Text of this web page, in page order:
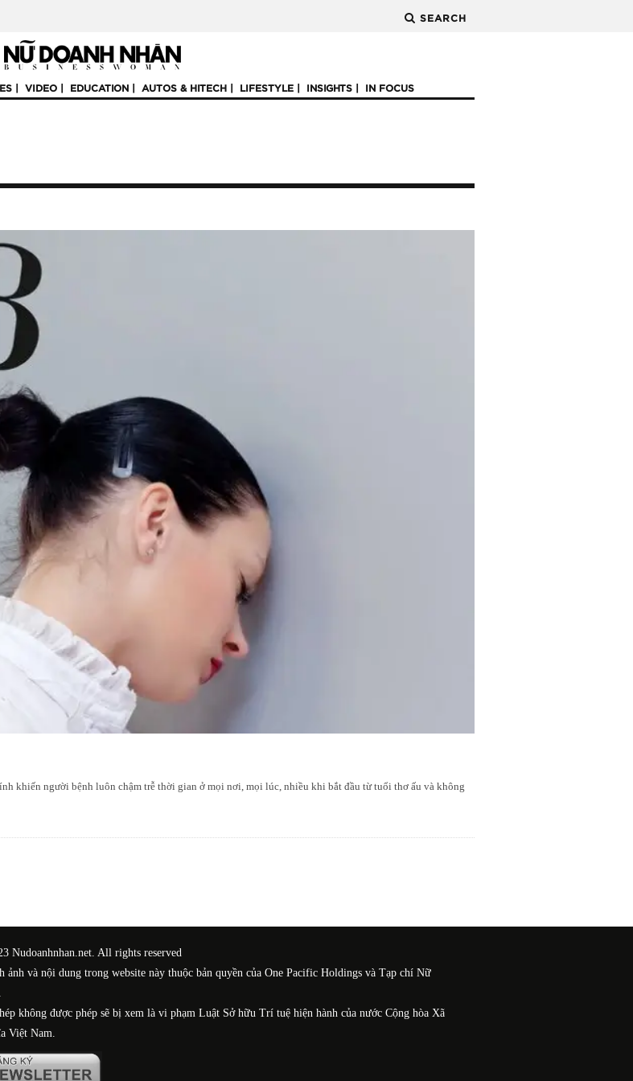
SEARCH
VIDEO EDUCATION AUTOS & HITECH LIFESTYLE INSIGHTS IN FOCUS
khiến người bệnh luôn chậm trễ thời gian ở mọi nơi, mọi lúc, nhiều khi bắt đầu từ tuổi thơ ấu và không
Nudoanhnhan.net. All rights reserved
ảnh và nội dung trong website này thuộc bản quyền của One Pacific Holdings và Tạp chí Nữ
không được phép sẽ bị xem là vi phạm Luật Sở hữu Trí tuệ hiện hành của nước Cộng hòa Xã
Việt Nam.